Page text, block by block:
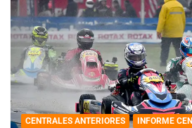
CENTRALES ANTERIORES INFORME